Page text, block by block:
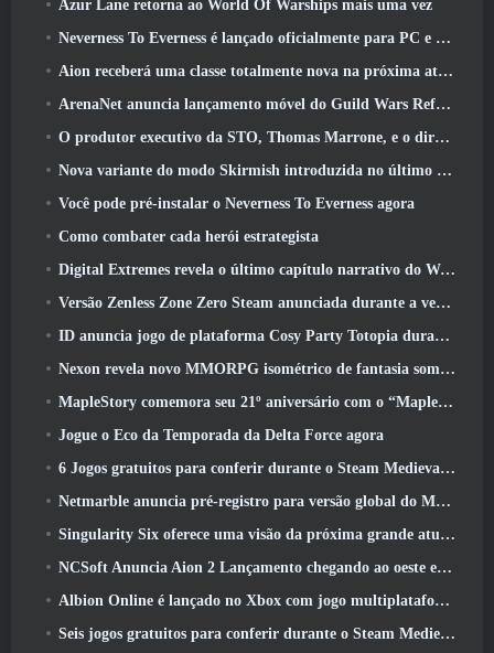
Azur Lane retorna ao World Of Warships mais uma vez
Neverness To Everness é lançado oficialmente para PC e consoles
Aion receberá uma classe totalmente nova na próxima atualização do Dread Blade
ArenaNet anuncia lançamento móvel do Guild Wars Reforged
O produtor executivo da STO, Thomas Marrone, e o diretor criativo da Neverwinter, Randy Mosiondz, discutem os jogos e o futuro do Cryptic
Nova variante do modo Skirmish introduzida no último ato de Valorant
Você pode pré-instalar o Neverness To Everness agora
Como combater cada herói estrategista
Digital Extremes revela o último capítulo narrativo do Warframe com novos curtas de anime
Versão Zenless Zone Zero Steam anunciada durante a versão 2.8 Programa Especial
ID anuncia jogo de plataforma Cosy Party Totopia durante o Xbox Showcase, Começa o recrutamento beta
Nexon revela novo MMORPG isométrico de fantasia sombria, Brasas dos sem coroa
MapleStory comemora seu 21º aniversário com o “Maple University Event”
Jogue o Eco da Temporada da Delta Force agora
6 Jogos gratuitos para conferir durante o Steam Medieval Fest
Netmarble anuncia pré-registro para versão global do MMORPG de ficção científica RF Online Next
Singularity Six oferece uma visão da próxima grande atualização de Palia, The Royal Highlands
NCSoft Anuncia Aion 2 Lançamento chegando ao oeste este ano
Albion Online é lançado no Xbox com jogo multiplataforma completo
Seis jogos gratuitos para conferir durante o Steam Medieval Fest